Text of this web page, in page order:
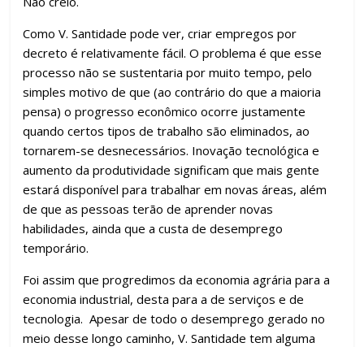
Como V. Santidade pode ver, criar empregos por
decreto é relativamente fácil. O problema é que esse
processo não se sustentaria por muito tempo, pelo
simples motivo de que (ao contrário do que a maioria
pensa) o progresso econômico ocorre justamente
quando certos tipos de trabalho são eliminados, ao
tornarem-se desnecessários. Inovação tecnológica e
aumento da produtividade significam que mais gente
estará disponível para trabalhar em novas áreas, além
de que as pessoas terão de aprender novas
habilidades, ainda que a custa de desemprego
temporário.
Foi assim que progredimos da economia agrária para a
economia industrial, desta para a de serviços e de
tecnologia. Apesar de todo o desemprego gerado no
meio desse longo caminho, V. Santidade tem alguma